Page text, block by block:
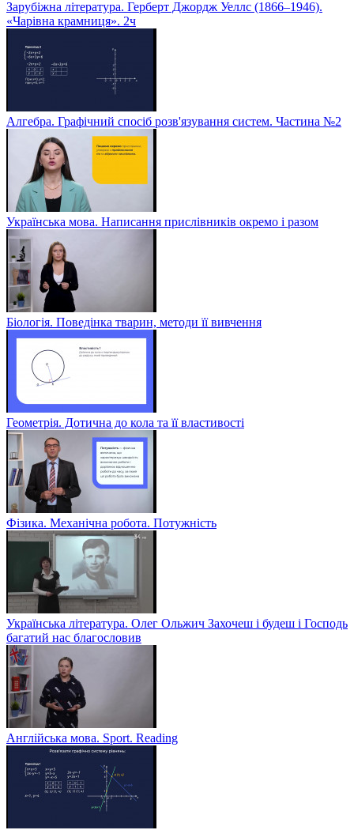
Зарубіжна література. Герберт Джордж Уеллс (1866–1946).
«Чарівна крамниця». 2ч
Алгебра. Графічний спосіб розв'язування систем. Частина №2
Українська мова. Написання прислівників окремо і разом
Біологія. Поведінка тварин, методи її вивчення
Геометрія. Дотична до кола та її властивості
Фізика. Механічна робота. Потужність
Українська література. Олег Ольжич Захочеш і будеш і Господь
багатий нас благословив
Англійська мова. Sport. Reading